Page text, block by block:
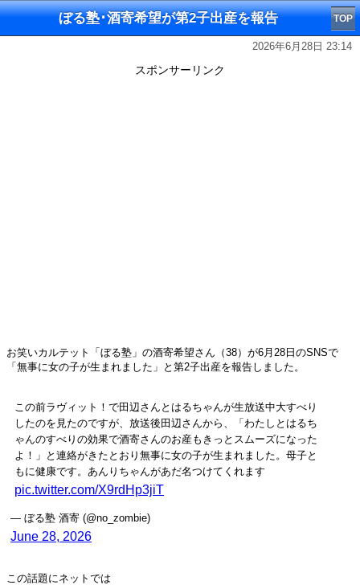
ぼる塾･酒寄希望が第2子出産を報告 TOP
2026年6月28日 23:14
スポンサーリンク
お笑いカルテット「ぼる塾」の酒寄希望さん（38）が6月28日のSNSで
「無事に女の子が生まれました」と第2子出産を報告しました。
この前ラヴィット！で田辺さんとはるちゃんが生放送中大すべり
したのを見たのですが、放送後田辺さんから、「わたしとはるち
ゃんのすべりの効果で酒寄さんのお産もきっとスムーズになった
よ！」と連絡がきたとおり無事に女の子が生まれました。母子と
もに健康です。あんりちゃんがあだ名つけてくれます
pic.twitter.com/X9rdHp3jiT
— ぼる塾 酒寄 (@no_zombie)
June 28, 2026
この話題にネットでは